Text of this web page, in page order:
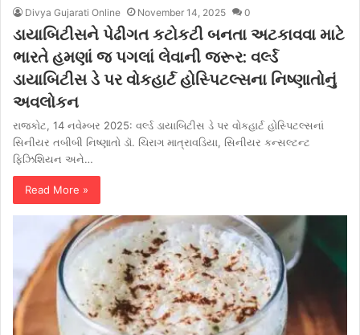
Divya Gujarati Online November 14, 2025 0
ડાયાબિટીસને પેઢીગત કટોકટી બનતા અટકાવવા માટે
ભારતે હમણાં જ પગલાં લેવાની જરૂર: વર્લ્ડ
ડાયાબિટીસ ડે પર વોકહાર્ટ હોસ્પિટલ્સના નિષ્ણાતોનું
અવલોકન
રાજકોટ, 14 નવેમ્બર 2025: વર્લ્ડ ડાયાબિટીસ ડે પર વોકહાર્ટ હોસ્પિટલ્સનાં
સિનીયર તબીબી નિષ્ણાતો ડૉ. ચિરાગ માત્રાવડિયા, સિનીયર કન્સલ્ટન્ટ
ફિઝિશિયન અને…
Read More »